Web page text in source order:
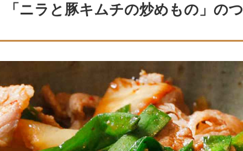
ニラと豚キムチの炒めもの」のつ